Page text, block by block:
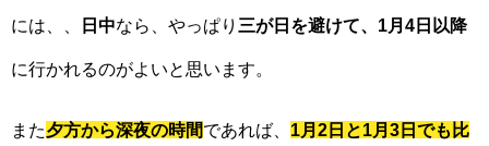
には、、 日中なら、やっぱり 三が日を避けて、1月4日以降
に行かれるのがよいと思います。
また夕方から深夜の時間であれば、 1月2日と1月3日でも比